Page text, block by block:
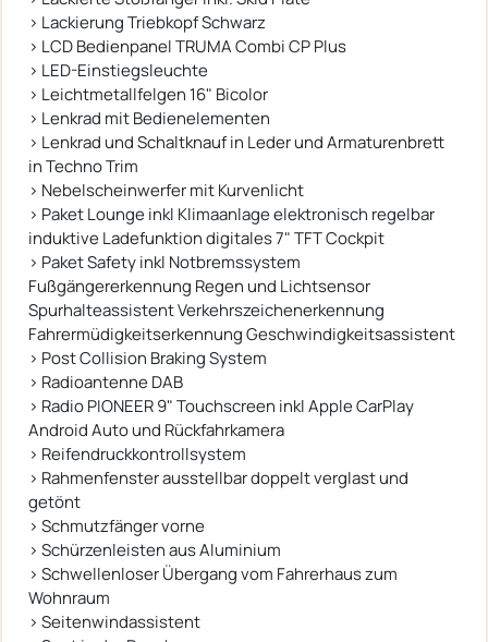
› Lackierung Triebkopf Schwarz
› LCD Bedienpanel TRUMA Combi CP Plus
› LED-Einstiegsleuchte
› Leichtmetallfelgen 16" Bicolor
› Lenkrad mit Bedienelementen
› Lenkrad und Schaltknauf in Leder und Armaturenbrett
in Techno Trim
› Nebelscheinwerfer mit Kurvenlicht
› Paket Lounge inkl Klimaanlage elektronisch regelbar
induktive Ladefunktion digitales 7" TFT Cockpit
› Paket Safety inkl Notbremssystem
Fußgängererkennung Regen und Lichtsensor
Spurhalteassistent Verkehrszeichenerkennung
Fahrermüdigkeitserkennung Geschwindigkeitsassistent
› Post Collision Braking System
› Radioantenne DAB
› Radio PIONEER 9" Touchscreen inkl Apple CarPlay
Android Auto und Rückfahrkamera
› Reifendruckkontrollsystem
› Rahmenfenster ausstellbar doppelt verglast und
getönt
› Schmutzfänger vorne
› Schürzenleisten aus Aluminium
› Schwellenloser Übergang vom Fahrerhaus zum
Wohnraum
› Seitenwindassistent